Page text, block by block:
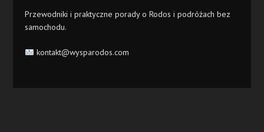
Przewodniki i praktyczne porady o Rodos i podróżach bez
samochodu.
kontakt@wysparodos.com